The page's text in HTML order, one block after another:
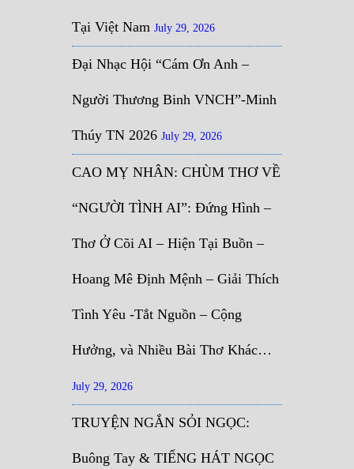
Tại Việt Nam July 29, 2026
Đại Nhạc Hội “Cám Ơn Anh –
Người Thương Binh VNCH”-Minh
Thúy TN 2026 July 29, 2026
CAO MỴ NHÂN: CHÙM THƠ VỀ
“NGƯỜI TÌNH AI”: Đứng Hình –
Thơ Ở Cõi AI – Hiện Tại Buồn –
Hoang Mê Định Mệnh – Giải Thích
Tình Yêu -Tắt Nguồn – Cộng
Hưởng, và Nhiều Bài Thơ Khác…
July 29, 2026
TRUYỆN NGẮN SỎI NGỌC:
Buông Tay & TIẾNG HÁT NGỌC